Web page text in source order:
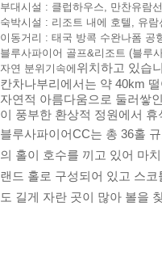
부대시설 : 클럽하우스, 만찬유람
숙박시설 : 리조트 내에 호텔, 유
이동거리 : 태국 방콕 수완나폼 공
블루사파이어 골프&리조트 (블루
자연 분위기속에 위치하고 있습
칸차나부리에서는 약 40km
자연적 아름다움으로 둘러쌓
이 풍부한 환상적 정원에서
블루사파이어CC는 총 36홀
의 홀이 호수를 끼고 있어 마
랜드 홀로 구성되어 있고 스
도 길게 자란 곳이 많아 볼을